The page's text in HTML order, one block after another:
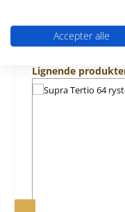
Spring produktgalleriet
Lignende
Accepter alle